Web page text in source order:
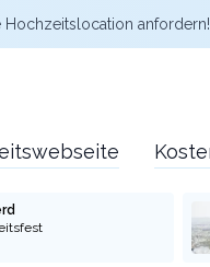
anfordern!